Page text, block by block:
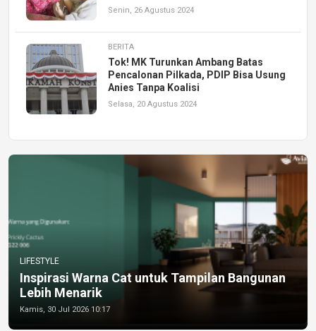
Senin, 26 Agustus 2024
BERITA
Tok! MK Turunkan Ambang Batas
Pencalonan Pilkada, PDIP Bisa Usung
Anies Tanpa Koalisi
Selasa, 20 Agustus 2024
LIFESTYLE
Inspirasi Warna Cat untuk Tampilan Bangunan
Lebih Menarik
Kamis, 30 Jul 2026 10:17